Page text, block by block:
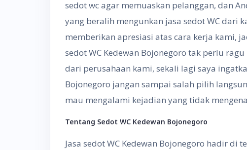
sedot wc agar memuaskan pelanggan, dan
yang beralih mengunkan jasa sedot WC dari
memberikan apresiasi atas cara kerja kami,
sedot WC Kedewan Bojonegoro tak perlu
dari perusahaan kami, sekali lagi saya
Bojonegoro jangan sampai salah pilih
mau mengalami kejadian yang tidak
Tentang Sedot WC Kedewan Bojonegoro
Jasa sedot WC Kedewan Bojonegoro hadir di